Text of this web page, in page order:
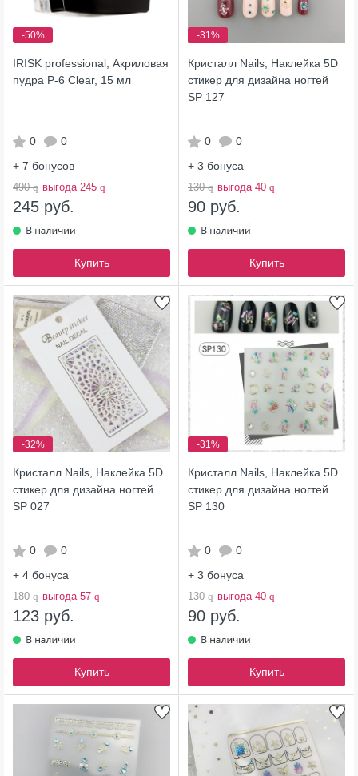
-50%
IRISK professional, Акриловая
пудра Р-6 Clear, 15 мл
0
0
+ 7 бонусов
490q выгода 245 q
245 руб.
Купить
-31%
Кристалл Nails, Наклейка 5D
стикер для дизайна ногтей
SP 127
0
0
+ 3 бонуса
130q выгода 40 q
90 руб.
Купить
-32%
Кристалл Nails, Наклейка 5D
стикер для дизайна ногтей
SP 027
0
0
+ 4 бонуса
180q выгода 57 q
123 руб.
Купить
-31%
Кристалл Nails, Наклейка 5D
стикер для дизайна ногтей
SP 130
0
0
+ 3 бонуса
130q выгода 40 q
90 руб.
Купить